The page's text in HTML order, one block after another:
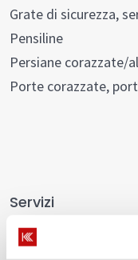
Grate di sicurezza,
Pensiline
Persiane corazzate/
Porte corazzate,
Servizi
Pronto intervento